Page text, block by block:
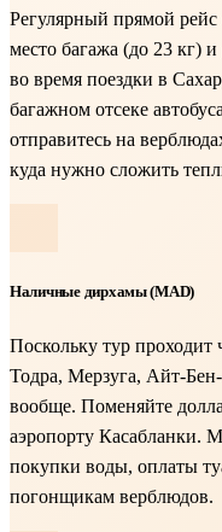
Регулярный прямой
место багажа (до 23 кг)
во время поездки в
багажном отсеке
отправитесь на
куда нужно сложить
Наличные дирхамы (MAD)
Поскольку тур проходит
Тодра, Мерзуга, Айт-
вообще. Поменяйте
аэропорту Касабланки.
покупки воды, оплаты
погонщикам верблюдов.